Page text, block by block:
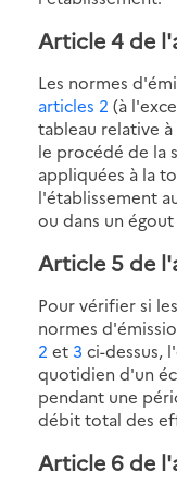
Article 4 de
Les normes
articles 2 (à
tableau relative
le procédé de la
appliquées à la
l'établissement
ou dans un
Article 5 de
Pour vérifier si
normes
2 et 3 ci-dessus,
quotidien d'un
pendant une
débit total des
Article 6 de